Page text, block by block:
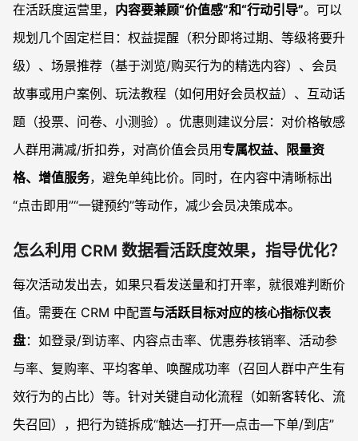
在活跃度运营里， 内容要兼顾“价值感”和“行动引导”。可以
规划几个固定栏目：权益提醒（积分即将过期、等级将要升
级）、场景推荐（基于浏览/购买行为的精选内容）、会员
故事或用户案例、玩法教程（如何用好会员权益）、互动话
题（投票、问卷、小测验）。优惠则建议分层：对价格敏感
人群用满减/折扣券，对高价值会员用专属权益、限量资
格、增值服务，避免单纯比价。同时，在内容中清晰标出
“点击即用”“一键预约”等动作，减少会员决策成本。
怎么利用 CRM 数据看活跃度效果，指导优化？
每次活动发出去，如果只看发送量和打开率，就很难判断价
值。需要在 CRM 中配置与活跃目标对应的核心指标仪表
盘：如登录/到访率、内容点击率、优惠券核销率、活动参
与率、复购率、平均客单、唤醒成功率（召回人群中产生有
效行为的占比）等。针对关键自动化流程（如新客转化、流
失召回），把行为链拆成“触达—打开—点击—下单/到店”